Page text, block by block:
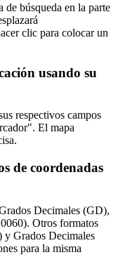
de búsqueda en la parte
clic para colocar un
usando su
respectivos campos
El mapa
de coordenadas
Decimales (GD),
Otros formatos
Grados Decimales
para la misma